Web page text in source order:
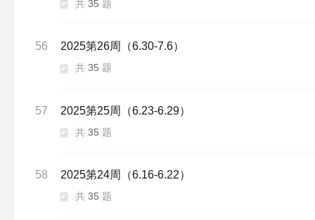
共 35 题
56 2025第26周（6.30-7.6）
共 35 题
57 2025第25周（6.23-6.29）
共 35 题
58 2025第24周（6.16-6.22）
共 35 题